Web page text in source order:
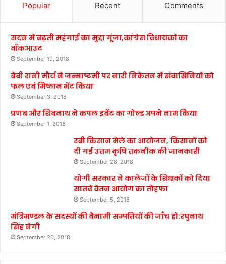
Popular Recent Comments
सदन में बढ़ती महंगाई का मुद्दा गूंजा,कांग्रेस विधायकों का
वॉकआउट
September 19, 2018
बेबी रानी मौर्य ने जन्माष्टमी पर नारी निकेतन में संवासिनियों को
फल एवं मिष्ठान भेंट किया
September 3, 2018
प्रणब और शिबनाथ ने कपल इवेंट का गोल्ड अपने नाम किया
September 1, 2018
रबी किसान मेले का आयोजन, किसानों को
दी गई उत्तम कृषि तकनीक की जानकारी
September 28, 2018
योगी सरकार ने कालेजों के शिक्षकों को दिया
सातवें वेतन आयोग का तोहफा
September 5, 2018
मंत्रिमण्डल के सदस्यों की बैनामी सम्पत्तियों की जाँच हो:रघुनाथ
सिंह नेगी
September 20, 2018